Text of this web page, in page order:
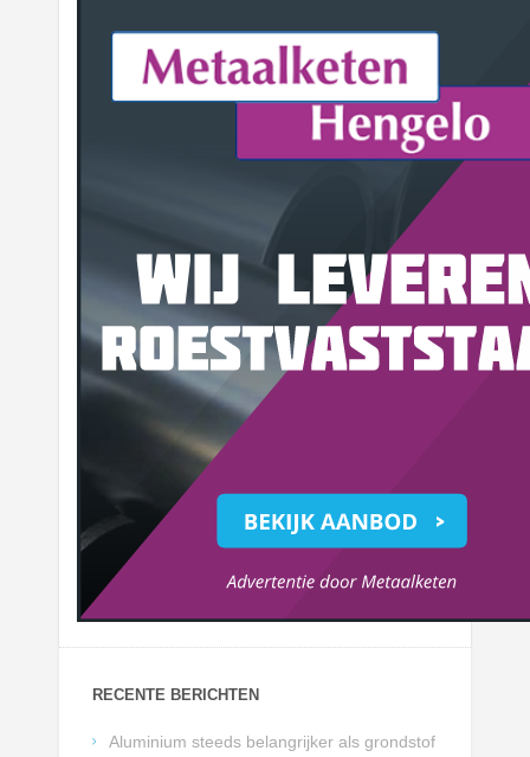
RECENTE BERICHTEN
Aluminium steeds belangrijker als grondstof